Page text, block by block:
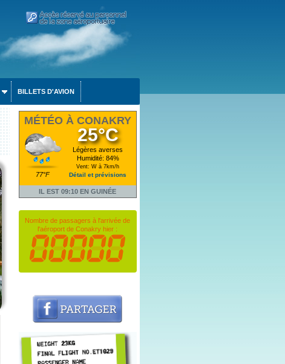
BILLETS D'AVION
MÉTÉO À CONAKRY
77°F
25°C
Légères averses
Humidité: 84%
Vent: W à 7km/h
Détail et prévisions
IL EST 09:10 EN GUINÉE
Nombre de passagers à l'arrivée de
l'aéroport de Conakry hier :